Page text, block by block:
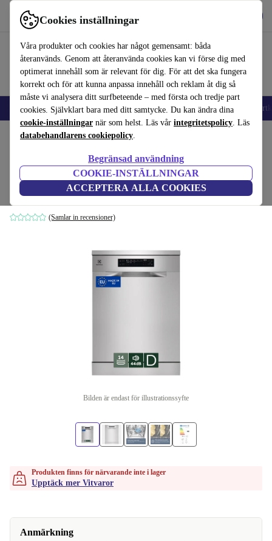
Cookies inställningar
Våra produkter och cookies har något gemensamt: båda
återanvänds. Genom att återanvända cookies kan vi förse dig med
optimerat innehåll som är relevant för dig. För att det ska fungera
korrekt och för att kunna anpassa innehåll och reklam åt dig så
måste vi analysera ditt surfbeteende – med första och tredje part
cookies. Självklart bara med ditt samtycke. Du kan ändra dina
cookie-inställningar när som helst. Läs vår integritetspolicy. Läs
databehandlarens cookiepolicy.
Begränsad användning
COOKIE-INSTÄLLNINGAR
ACCEPTERA ALLA COOKIES
Använd refurbed snabbt och enkelt
🎒 Back to school Mobiltelefoner Bärbara datorer Surfplattor
Hem Produkter Hushåll Vitvaror
Electrolux ESM48310SX 600
SatelliteClean® Inbyggd diskmaskin
24 månaders tillverkargaranti | silver
(Samlar in recensioner)
Bilden är endast för illustrationssyfte
Produkten finns för närvarande inte i lager
Upptäck mer Vitvaror
Anmärkning